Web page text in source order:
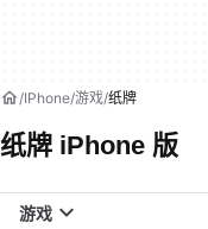
IPhone 游戏 纸牌
纸牌 iPhone 版
游戏